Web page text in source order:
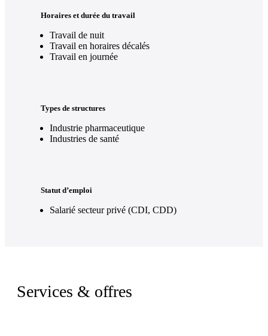
Horaires et durée du travail
Travail de nuit
Travail en horaires décalés
Travail en journée
Types de structures
Industrie pharmaceutique
Industries de santé
Statut d’emploi
Salarié secteur privé (CDI, CDD)
Services & offres